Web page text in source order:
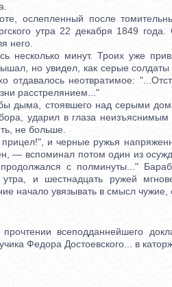
после
утра 22 декабря 1849
него.
минут. Троих уже
но увидел, как серые
отдавалось неотвратимое:
расстрелянием..."
дыма, стоявшего над серыми
ударил в глаза
не больше.
и черные ружья
— вспоминал потом один из
с полминуты..."
утра, и шестнадцать ружей
начало увязывать в смысл
всеподданнейшего
Федора Достоевского... в